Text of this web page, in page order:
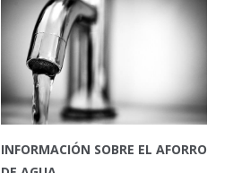
INFORMACIÓN SOBRE EL AFORRO